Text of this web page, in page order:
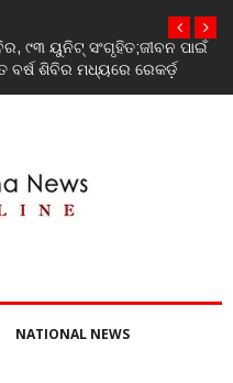
୯୩ ୟୁନିଟ୍ ସଂଗୃହିତ;ଜୀବନ ପାଇଁ
ବର୍ଷ ଶିବିର ମଧ୍ୟରେ ରେକର୍ଡ଼
NATIONAL NEWS